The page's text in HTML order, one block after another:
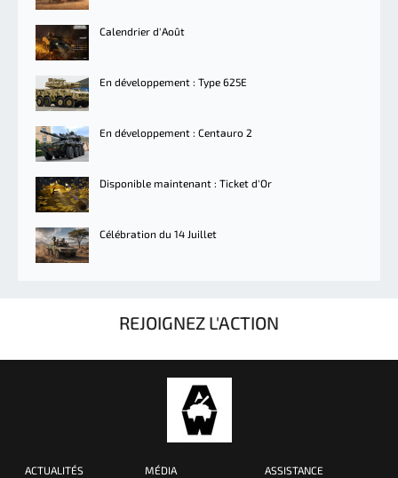
Calendrier d'Août
En développement : Type 625E
En développement : Centauro 2
Disponible maintenant : Ticket d'Or
Célébration du 14 Juillet
REJOIGNEZ L'ACTION
ACTUALITÉS MÉDIA ASSISTANCE